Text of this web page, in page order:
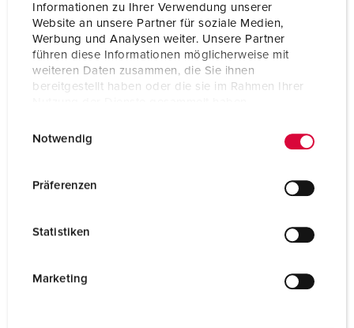
Informationen zu Ihrer Verwendung unserer
Website an unsere Partner für soziale Medien,
Werbung und Analysen weiter. Unsere Partner
führen diese Informationen möglicherweise mit
weiteren Daten zusammen, die Sie ihnen
bereitgestellt haben oder die sie im Rahmen Ihrer
Notwendig
Präferenzen
Statistiken
Marketing
PARA O PRODUTO